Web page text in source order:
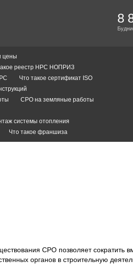
8
цены
реестр НРС НОПРИЗ
Что такое сертификат ISO
СРО на земляные работы
системы отопления
Что такое франшиза
СРО позволяет сократить
органов в строительную